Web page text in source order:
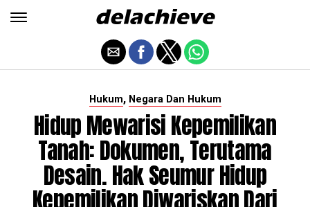
Hukum, Negara Dan Hukum
Hidup Mewarisi Kepemilikan
Tanah: Dokumen, Terutama
Desain. Hak Seumur Hidup